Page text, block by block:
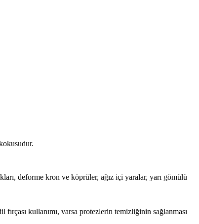
deforme kron ve köprüler, ağız içi yaralar, yarı gömülü
kullanımı, varsa protezlerin temizliğinin sağlanması